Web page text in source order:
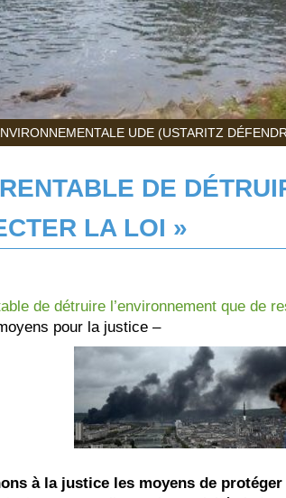
UDE (USTARITZ
DE
LA LOI »
de détruire l’environnement que de
pour la justice –
à la justice les moyens de